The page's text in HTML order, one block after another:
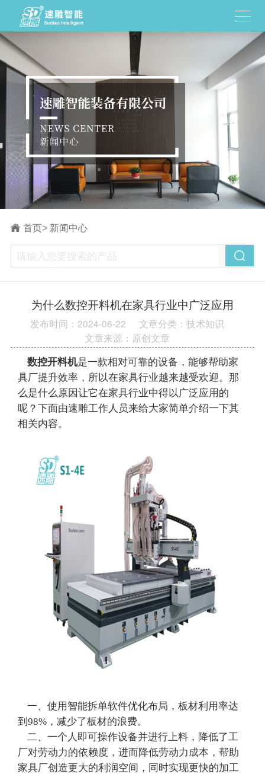
首页> 新闻中心
为什么数控开料机在家具行业中广泛应用
发布时间：2024-06-22
文章分类：技术知识
文章来源：原创文章
数控开料机是一款相对可靠的设备，能够帮助家
具厂提升效率，所以在家具行业越来越受欢迎。那
么是什么原因让它在家具行业中得以广泛应用的
呢？下面由速雕工作人员来给大家简单介绍一下其
相关内容。
一、使用智能拆单软件优化布局，板材利用率达
到98%，减少了板材的浪费。
二、一个人即可操作设备并进行上料，降低了工
厂对劳动力的依赖度，进而降低劳动力成本，帮助
家具厂创造更大的利润空间，同时实现更快的加工